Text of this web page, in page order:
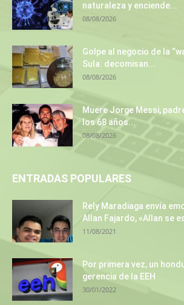
naturaleza y enciende...
08/08/2026
Golpe al negocio de la
Sula: decomisan...
08/08/2026
Muere Jorge Messi,
los 68 años...
08/08/2026
ENTRADAS POPULARES
Rely Maradiaga envía
Allan Fajardo, «Allan se
11/08/2021
Por primera vez, un
gerencia de la EEH
30/01/2022